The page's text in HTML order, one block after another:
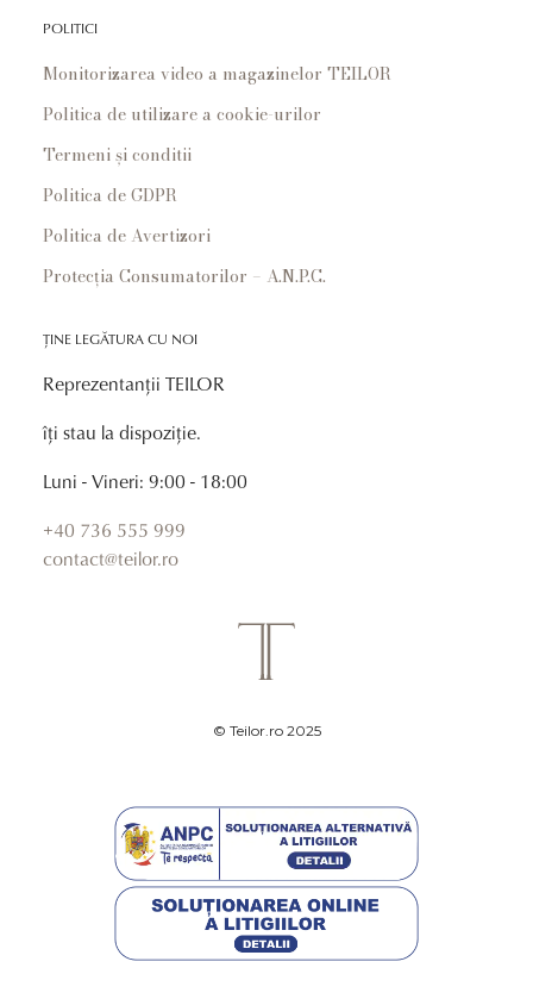
POLITICI
Monitorizarea video a magazinelor TEILOR
Politica de utilizare a cookie-urilor
Termeni și conditii
Politica de GDPR
Politica de Avertizori
Protecția Consumatorilor – A.N.P.C.
ȚINE LEGĂTURA CU NOI
Reprezentanții TEILOR
îți stau la dispoziție.
Luni - Vineri: 9:00 - 18:00
+40 736 555 999
contact@teilor.ro
© Teilor.ro 2025